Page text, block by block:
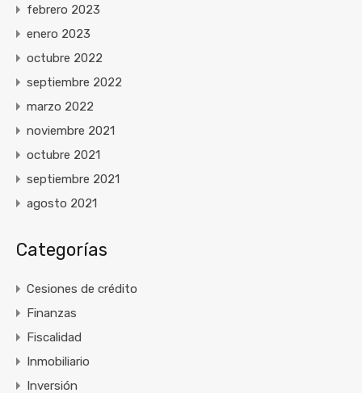
febrero 2023
enero 2023
octubre 2022
septiembre 2022
marzo 2022
noviembre 2021
octubre 2021
septiembre 2021
agosto 2021
Categorías
Cesiones de crédito
Finanzas
Fiscalidad
Inmobiliario
Inversión